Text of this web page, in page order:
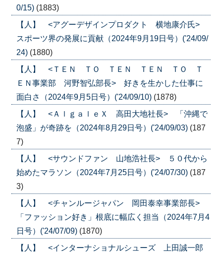
0/15) (1883)
【人】 <アグーデザインプロダクト 横地康介氏>
スポーツ界の発展に貢献（2024年9月19日号）('24/09/
24) (1880)
【人】 <ＴＥＮ ＴＯ ＴＥＮ ＴＥＮ ＴＯ Ｔ
ＥＮ事業部 河野智弘部長> 好きを生かした仕事に
面白さ（2024年9月5日号）('24/09/10) (1878)
【人】 <ＡｌｇａｌｅＸ 高田大地社長> 「沖縄で
泡盛」が奇跡を（2024年8月29日号）('24/09/03) (187
7)
【人】 <サウンドファン 山地浩社長> ５０代から
始めたマラソン（2024年7月25日号）('24/07/30) (187
3)
【人】 <チャンルージャパン 岡田泰幸事業部長>
「ファッション好き」根底に幅広く担当（2024年7月4
日号）('24/07/09) (1870)
【人】 <インターナショナルシューズ 上田誠一郎